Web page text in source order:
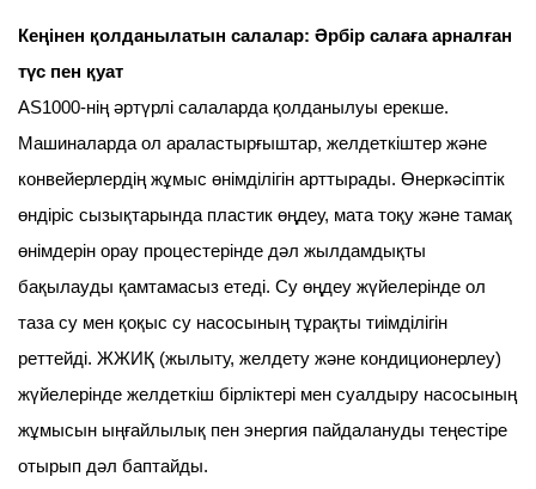
Кеңінен қолданылатын салалар: Әрбір салаға арналған
түс пен қуат
AS1000-нің әртүрлі салаларда қолданылуы ерекше.
Машиналарда ол араластырғыштар, желдеткіштер және
конвейерлердің жұмыс өнімділігін арттырады. Өнеркәсіптік
өндіріс сызықтарында пластик өңдеу, мата тоқу және тамақ
өнімдерін орау процестерінде дәл жылдамдықты
бақылауды қамтамасыз етеді. Су өңдеу жүйелерінде ол
таза су мен қоқыс су насосының тұрақты тиімділігін
реттейді. ЖЖИҚ (жылыту, желдету және кондиционерлеу)
жүйелерінде желдеткіш бірліктері мен суалдыру насосының
жұмысын ыңғайлылық пен энергия пайдалануды теңестіре
отырып дәл баптайды.